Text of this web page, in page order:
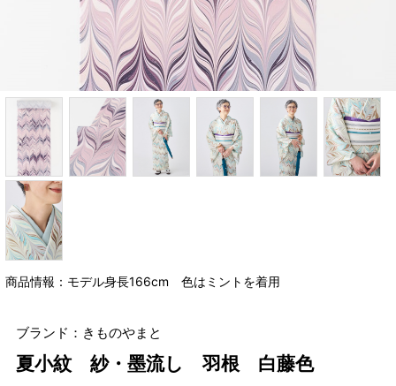
商品情報：モデル身長166cm 色はミントを着用
ブランド：きものやまと
夏小紋 紗・墨流し 羽根 白藤色